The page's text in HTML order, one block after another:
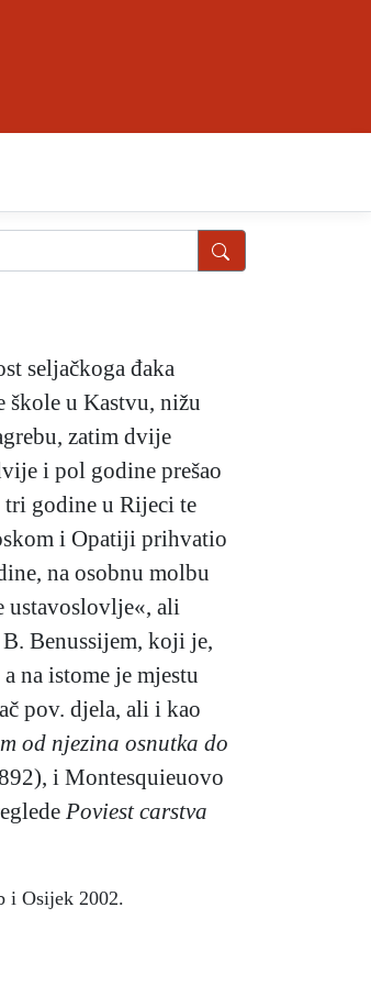
seljačkoga đaka
škole u Kastvu, nižu
zatim dvije
i pol godine prešao
tri godine u Rijeci te
i Opatiji prihvatio
na osobnu molbu
ustavoslovlje«, ali
Benussijem, koji je,
na istome je mjestu
pov. djela, ali i kao
od njezina osnutka do
i Montesquieuovo
Poviest carstva
i Osijek 2002.